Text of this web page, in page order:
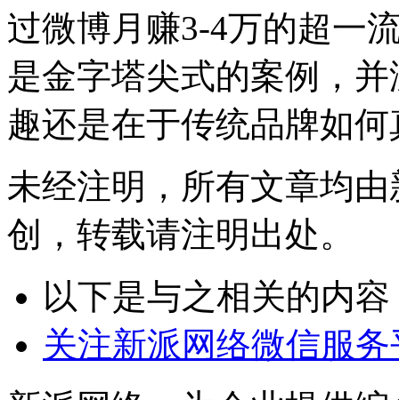
过微博月赚3-4万的超一
是金字塔尖式的案例，
趣还是在于传统品牌如
未经注明，所有文章均
创，转载请注明出处。
以下是与之相关的内
关注新派网络微信服